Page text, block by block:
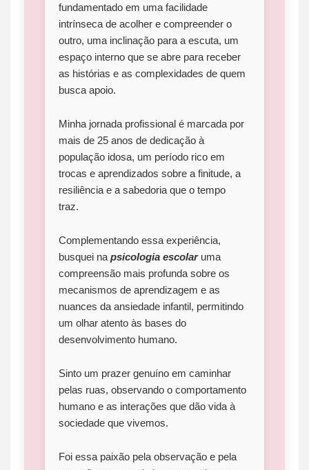
fundamentado em uma facilidade
intrínseca de acolher e compreender o
outro, uma inclinação para a escuta, um
espaço interno que se abre para receber
as histórias e as complexidades de quem
busca apoio.
Minha jornada profissional é marcada por
mais de 25 anos de dedicação à
população idosa, um período rico em
trocas e aprendizados sobre a finitude, a
resiliência e a sabedoria que o tempo
traz.
Complementando essa experiência,
busquei na psicologia escolaruma
compreensão mais profunda sobre os
mecanismos de aprendizagem e as
nuances da ansiedade infantil, permitindo
um olhar atento às bases do
desenvolvimento humano.
Sinto um prazer genuíno em caminhar
pelas ruas, observando o comportamento
humano e as interações que dão vida à
sociedade que vivemos.
Foi essa paixão pela observação e pela